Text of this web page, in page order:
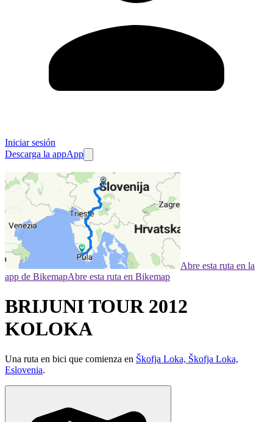
Iniciar sesión
Descarga la appApp
Abre esta ruta en la
app de BikemapAbre esta ruta en Bikemap
BRIJUNI TOUR 2012
KOLOKA
Una ruta en bici que comienza en Škofja Loka, Škofja Loka,
Eslovenia.